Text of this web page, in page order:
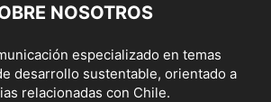
NOSOTROS
especializado en temas
desarrollo sustentable, orientado a
relacionadas con Chile.